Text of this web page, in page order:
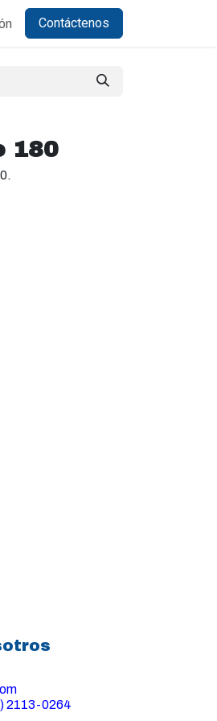
Contáctenos
180
2113-0264